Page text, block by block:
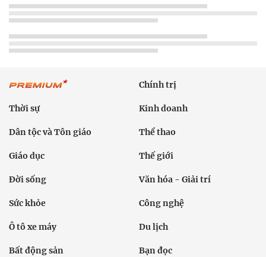
Chính trị
Thời sự Kinh doanh
Dân tộc và Tôn giáo Thể thao
Giáo dục Thế giới
Đời sống Văn hóa - Giải trí
Sức khỏe Công nghệ
Ô tô xe máy Du lịch
Bất động sản Bạn đọc